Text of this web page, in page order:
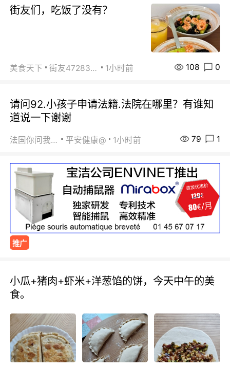
街友们，吃饭了没有？
美食天下 街友472838572 1小时前 108 0
请问92.小孩子申请法籍.法院在哪里？有谁知
道说一下谢谢
法国你问我答 平安健康@ 1小时前 79 1
推广
小瓜+猪肉+虾米+洋葱馅的饼，今天中午的美
食。